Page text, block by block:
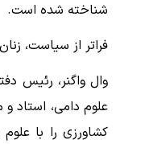
شناخته شده است.
فراتر از سیاست،
وال واگنر، رئیس
علوم دامی، استاد
کشاورزی را با